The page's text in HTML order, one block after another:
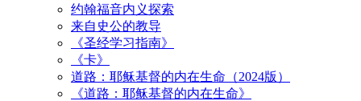
约翰福音内义探索
来自史公的教导
《圣经学习指南》
《卡》
道路：耶稣基督的内在生命（2024版）
《道路：耶稣基督的内在生命》